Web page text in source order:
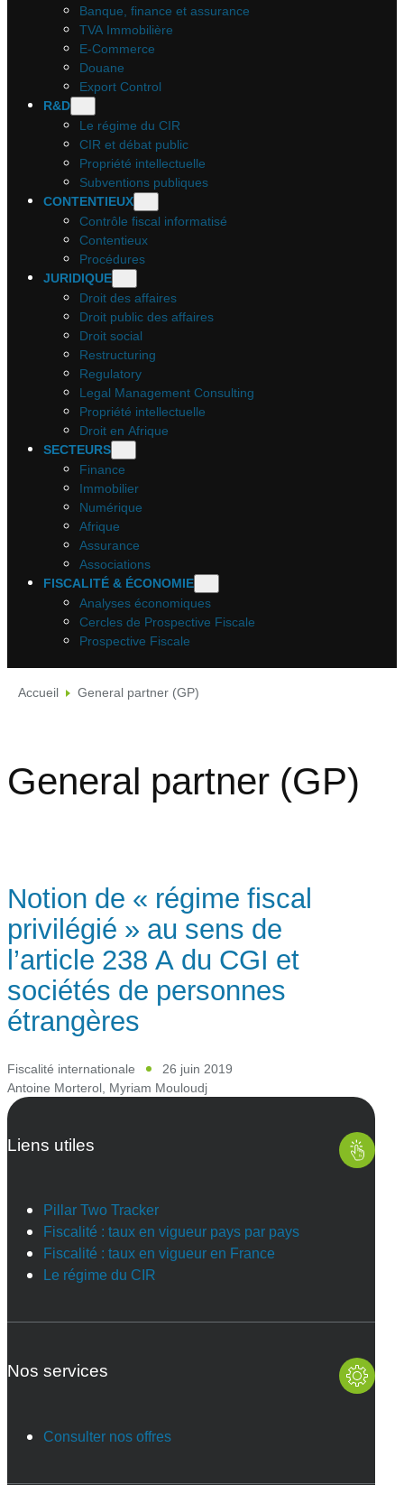
Banque, finance et assurance
TVA Immobilière
E-Commerce
Douane
Export Control
R&D
Le régime du CIR
CIR et débat public
Propriété intellectuelle
Subventions publiques
CONTENTIEUX
Contrôle fiscal informatisé
Contentieux
Procédures
JURIDIQUE
Droit des affaires
Droit public des affaires
Droit social
Restructuring
Regulatory
Legal Management Consulting
Propriété intellectuelle
Droit en Afrique
SECTEURS
Finance
Immobilier
Numérique
Afrique
Assurance
Associations
FISCALITÉ & ÉCONOMIE
Analyses économiques
Cercles de Prospective Fiscale
Prospective Fiscale
Accueil General partner (GP)
General partner (GP)
Notion de « régime fiscal
privilégié » au sens de
l’article 238 A du CGI et
sociétés de personnes
étrangères
Fiscalité internationale
26 juin 2019
Antoine Morterol, Myriam Mouloudj
Liens utiles
Pillar Two Tracker
Fiscalité : taux en vigueur pays par pays
Fiscalité : taux en vigueur en France
Le régime du CIR
Nos services
Consulter nos offres